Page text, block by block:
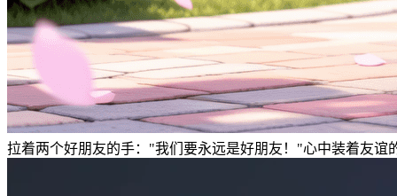
拉着两个好朋友的手："我们要永远是好朋友！"心中装着友谊